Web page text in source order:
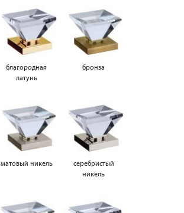
благородная
латунь
бронза
матовый никель
серебристый
никель